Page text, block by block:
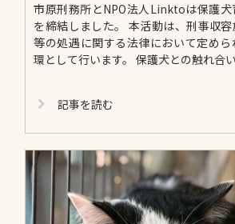
市原刑務所とNPO法人Linktoは保護
を締結しました。 本活動は、刑事収
等の処遇に関する法律において定め
環として行います。 保護犬との触れ合
記事を読む